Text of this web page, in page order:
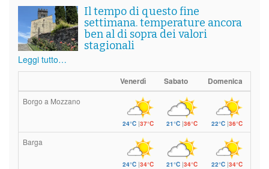
Il tempo di questo fine
settimana. temperature ancora
ben al di sopra dei valori
stagionali
Leggi tutto…
Venerdì Sabato Domenica
Borgo a Mozzano
24°C|37°C 21°C|36°C 22°C |36°C
Barga
24°C|34°C 21°C|34°C 22°C |34°C